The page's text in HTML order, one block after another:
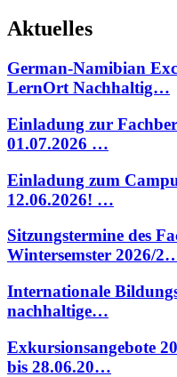
Aktuelles
German-Namibian
LernOrt Nachhaltig…
Einladung zur
01.07.2026 …
Einladung zum
12.06.2026! …
Sitzungstermine des
Wintersemster 2026/
Internationale
nachhaltige…
Exkursionsangebote
bis 28.06.20…